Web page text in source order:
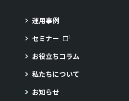
運用事例
セミナー
お役立ちコラム
私たちについて
お知らせ